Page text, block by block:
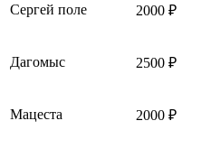
Сергей поле 2000 ₽
Дагомыс 2500 ₽
Мацеста 2000 ₽